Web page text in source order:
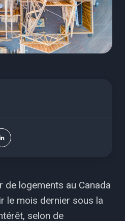
de logements au Canada
le mois dernier sous la
selon de